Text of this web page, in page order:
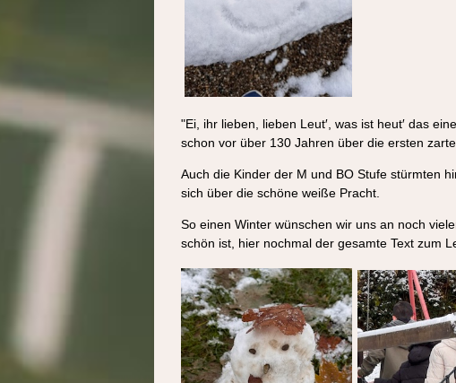
"Ei, ihr lieben, lieben Leut′, was ist heut′ das
schon vor über 130 Jahren über die ersten
Auch die Kinder der M und BO Stufe stürmten
sich über die schöne weiße Pracht.
So einen Winter wünschen wir uns an noch
schön ist, hier nochmal der gesamte Text zum